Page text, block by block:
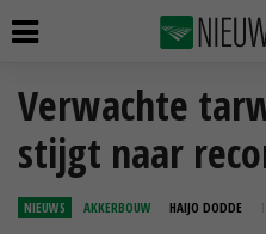
Verwachte
stijgt naar
NIEUWS AKKERBOUW HAIJO DODDE